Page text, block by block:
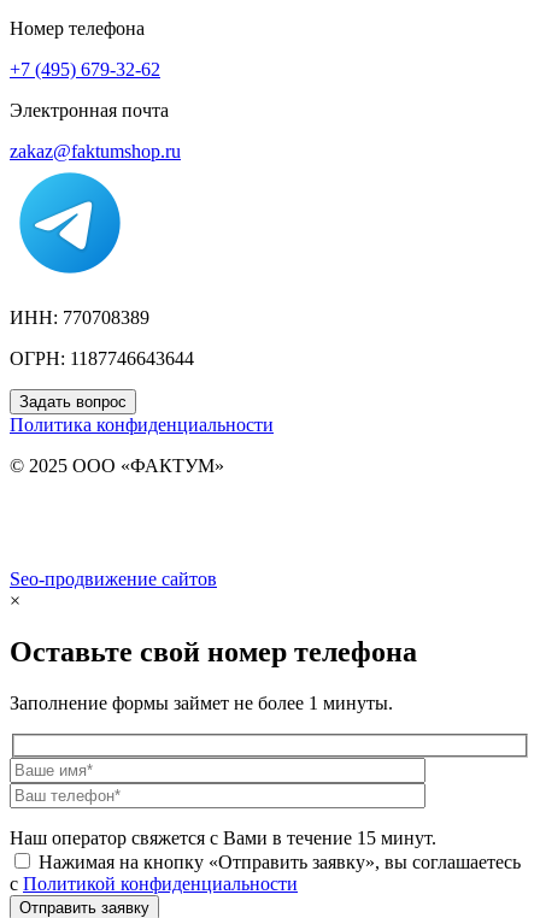
Номер телефона
+7 (495) 679-32-62
Электронная почта
zakaz@faktumshop.ru
ИНН: 770708389
ОГРН: 1187746643644
Задать вопрос
Политика конфиденциальности
© 2025 ООО «ФАКТУМ»
Seo-продвижение сайтов
×
Оставьте свой номер телефона
Заполнение формы займет не более 1 минуты.
Наш оператор свяжется с Вами в течение 15 минут.
Нажимая на кнопку «Отправить заявку», вы соглашаетесь
с Политикой конфиденциальности